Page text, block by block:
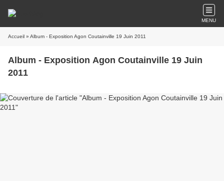
MENU
Accueil » Album - Exposition Agon Coutainville 19 Juin 2011
Album - Exposition Agon Coutainville 19 Juin
2011